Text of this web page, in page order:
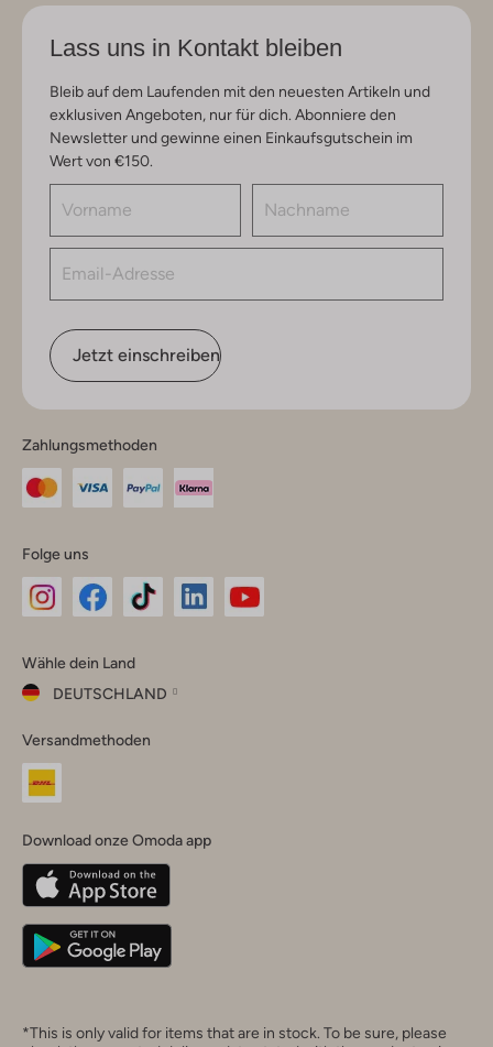
Lass uns in Kontakt bleiben
Bleib auf dem Laufenden mit den neuesten Artikeln und
exklusiven Angeboten, nur für dich. Abonniere den
Newsletter und gewinne einen Einkaufsgutschein im
Wert von €150.
Jetzt einschreiben
Zahlungsmethoden
Folge uns
Instagram
Facebook
TikTok
Wähle dein Land
DEUTSCHLAND
dein
Land
Belgique(Français)
Deutschland
Versandmethoden
Download onze Omoda app
*This is only valid for items that are in stock. To be sure, please